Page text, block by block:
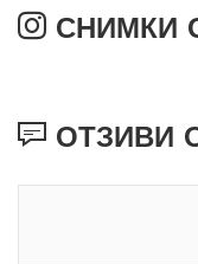
СНИМКИ
ОТЗИВИ